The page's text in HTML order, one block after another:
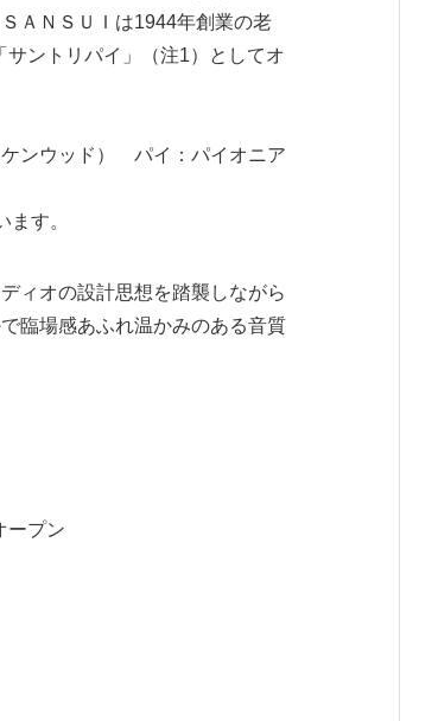
ＡＮＳＵＩは1944年創業の老
ントリパイ」（注1）としてオ
ウッド） パイ：パイオニア
す。
ィオの設計思想を踏襲しながら
臨場感あふれ温かみのある音質
ープン